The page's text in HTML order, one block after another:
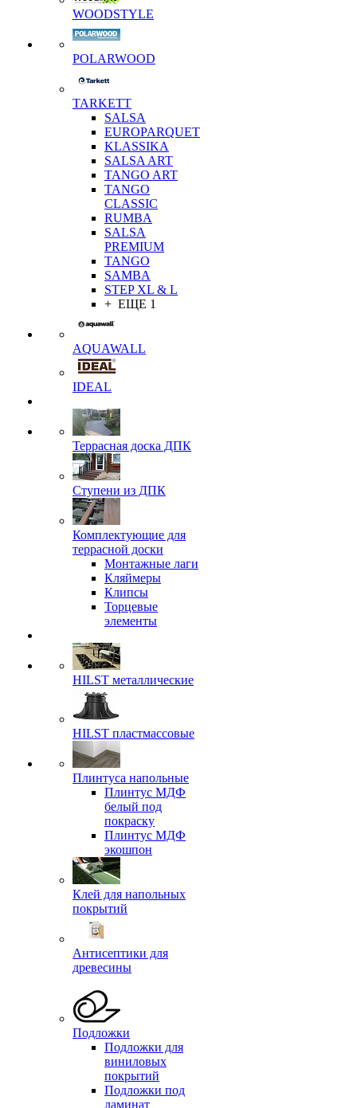
WOODSTYLE
POLARWOOD
TARKETT
SALSA
EUROPARQUET
KLASSIKA
SALSA ART
TANGO ART
TANGO
CLASSIC
RUMBA
SALSA
PREMIUM
TANGO
SAMBA
STEP XL & L
+ ЕЩЕ 1
AQUAWALL
IDEAL
Террасная доска ДПК
Ступени из ДПК
Комплектующие для
террасной доски
Монтажные лаги
Кляймеры
Клипсы
Торцевые
элементы
HILST металлические
HILST пластмассовые
Плинтуса напольные
Плинтус МДФ
белый под
покраску
Плинтус МДФ
экошпон
Клей для напольных
покрытий
Антисептики для
древесины
Подложки
Подложки для
виниловых
покрытий
Подложки под
ламинат